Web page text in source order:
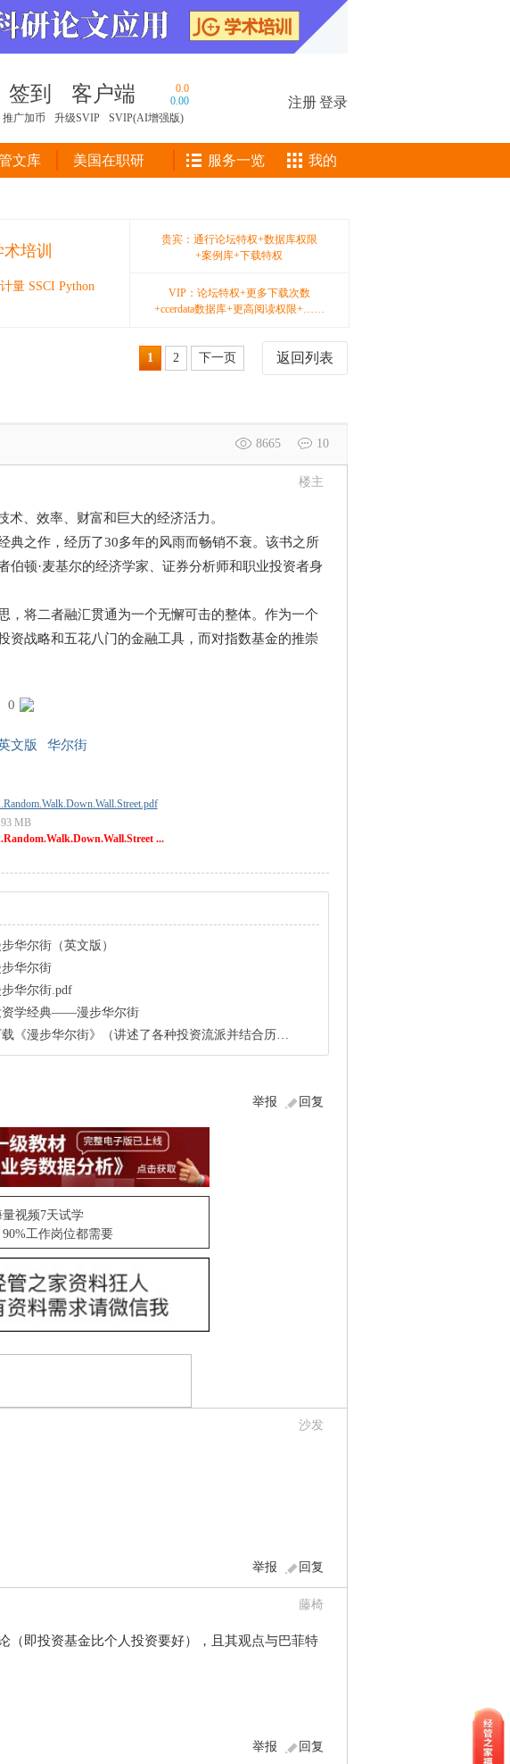
签到 客户端
0.0
0.00
推广加币
升级SVIP SVIP(AI增强版)
注册登录
文库 美国在职研 服务一览 我的
术培训
量 SSCI Python
贵宾：通行论坛特权+数据库权限
+案例库+下载特权
VIP：论坛特权+更多下载次数
+ccerdata数据库+更高阅读权限+……
返回列表
1 2 下一页
8665 10
楼主
术、效率、财富和巨大的经济活力。
典之作，经历了30多年的风雨而畅销不衰。该书之所
顿·麦基尔的经济学家、证券分析师和职业投资者身
，将二者融汇贯通为一个无懈可击的整体。作为一个
资战略和五花八门的金融工具，而对指数基金的推崇
0
文版 华尔街
MB
...
华尔街（英文版）
华尔街
华尔街.pdf
资学经典——漫步华尔街
《漫步华尔街》（讲述了各种投资流派并结合历史进行了分析）
回复
举报
量视频7天试学
工作岗位都需要
沙发
回复
举报
藤椅
（即投资基金比个人投资要好），且其观点与巴菲特
回复
举报